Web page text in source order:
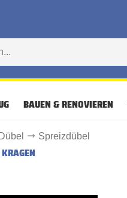
BAUEN & RENOVIEREN
Dübel Spreizdübel